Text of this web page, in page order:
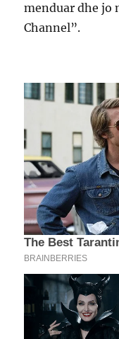
menduar dhe jo
Channel”.